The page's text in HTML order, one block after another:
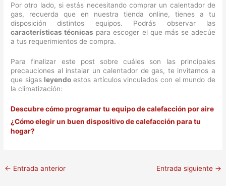
Por otro lado, si estás necesitando comprar un calentador de
gas, recuerda que en nuestra tienda online, tienes a tu
disposición distintos equipos. Podrás observar las
características técnicas para escoger el que más se adecúe
a tus requerimientos de compra.
Para finalizar este post sobre cuáles son las principales
precauciones al instalar un calentador de gas, te invitamos a
que sigas leyendoestos artículos vinculados con el mundo de
la climatización:
Descubre cómo programar tu equipo de calefacción por aire
¿Cómo elegir un buen dispositivo de calefacción para tu
hogar?
← Entrada anterior Entrada siguiente →